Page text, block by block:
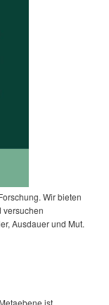
Wir bieten
versuchen
Ausdauer und Mut.